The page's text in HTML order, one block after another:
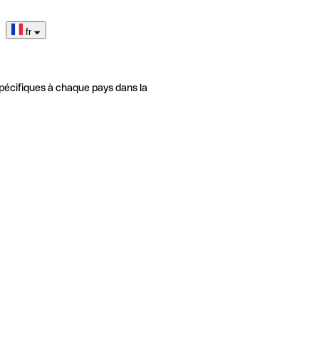
fr
à chaque pays dans la